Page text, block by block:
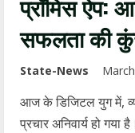
प्रॉमिस ऐप:
सफलता की
State-News
आज के डिजिटल युग में,
प्रचार अनिवार्य हो